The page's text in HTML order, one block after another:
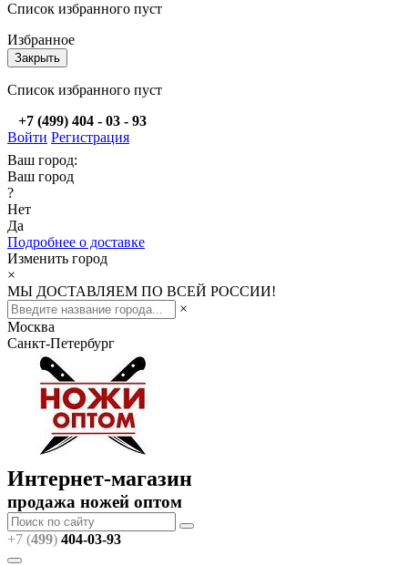
Список избранного пуст
Избранное
Закрыть
Список избранного пуст
+7 (499) 404 - 03 - 93
Войти Регистрация
Ваш город:
Ваш город
?
Нет
Да
Подробнее о доставке
Изменить город
×
МЫ ДОСТАВЛЯЕМ ПО ВСЕЙ РОССИИ!
×
Москва
Санкт-Петербург
Интернет-магазин
продажа ножей оптом
+7 (499) 404-03-93